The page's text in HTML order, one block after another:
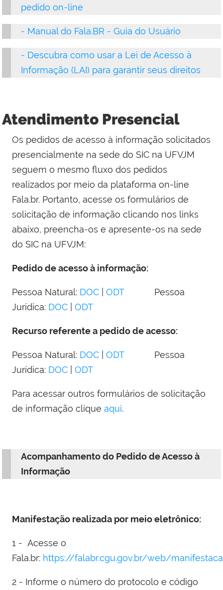
pedido on-line
- Manual do Fala.BR - Guia do Usuário
- Descubra como usar a Lei de Acesso à
Informação (LAI) para garantir seus direitos
Atendimento Presencial
Os pedidos de acesso à informação solicitados
presencialmente na sede do SIC na UFVJM
seguem o mesmo fluxo dos pedidos
realizados por meio da plataforma on-line
Fala.br. Portanto, acesse os formulários de
solicitação de informação clicando nos links
abaixo, preencha-os e apresente-os na sede
do SIC na UFVJM:
Pedido de acesso à informação:
Pessoa Natural: DOC ODT Pessoa
Jurídica: DOC ODT
Recurso referente a pedido de acesso:
Pessoa Natural: DOC ODT Pessoa
Jurídica: DOC ODT
Para acessar outros formulários de solicitação
de informação clique aqui.
Acompanhamento do Pedido de Acesso à
Informação
Manifestação realizada por meio eletrônico:
1 - Acesse o
Fala.br: https://falabr.cgu.gov.br/web/
2 - Informe o número do protocolo e código